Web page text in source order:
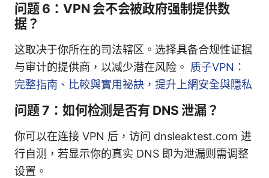
问题 6：VPN 会不会被政府强制提供数
据？
这取决于你所在的司法辖区。选择具备合规性证据
与审计的提供商，以减少潜在风险。 质子VPN：
完整指南、比較與實用祕訣，提升上網安全與隱私
问题 7：如何检测是否有 DNS 泄漏？
你可以在连接 VPN 后，访问 dnsleaktest.com 进
行自测，若显示你的真实 DNS 即为泄漏则需调整
设置。